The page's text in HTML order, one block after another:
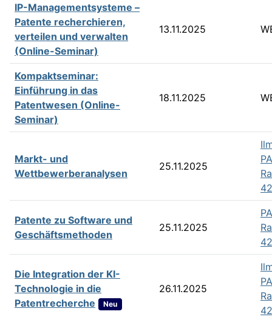
IP-Managementsysteme –
Patente recherchieren,
verteilen und verwalten
(Online-Seminar)
13.11.2025
Kompaktseminar:
Einführung in das
Patentwesen (Online-
Seminar)
18.11.2025
Markt- und
Wettbewerberanalysen
25.11.2025
Patente zu Software und
Geschäftsmethoden
25.11.2025
Die Integration der KI-
Technologie in die
Patentrecherche
Neu
26.11.2025